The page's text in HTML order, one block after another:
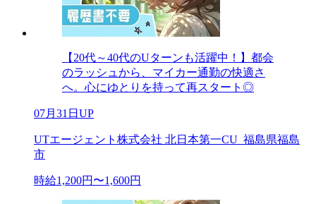
【20代～40代のUターンも活躍中！】都会
のラッシュから、マイカー通勤の快適さ
へ。心にゆとりを持って再スタート◎
07月31日UP
UTエージェント株式会社 北日本第一CU_福島県福島
市
時給1,200円〜1,600円